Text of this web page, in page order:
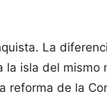
La
la isla del mismo
reforma de la